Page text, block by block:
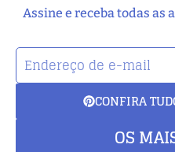
Assine e receba todas as
CONFIRA
OS